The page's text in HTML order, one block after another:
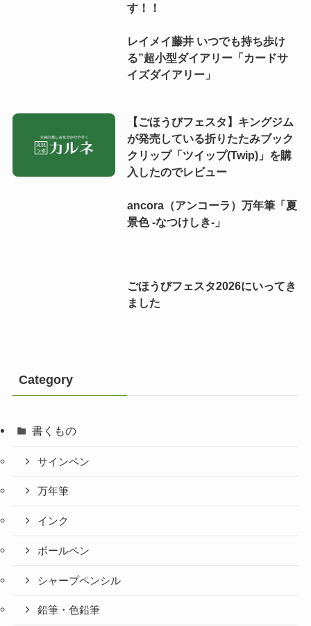
す！！
レイメイ藤井 いつでも持ち歩け
る”超小型ダイアリー「カードサ
イズダイアリー」
【ごほうびフェスタ】キングジム
が発売している折りたたみブック
クリップ「ツイップ(Twip)」を購
入したのでレビュー
ancora（アンコーラ）万年筆「夏
景色 -なつけしき-」
ごほうびフェスタ2026にいってき
ました
Category
書くもの
サインペン
万年筆
インク
ボールペン
シャープペンシル
鉛筆・色鉛筆